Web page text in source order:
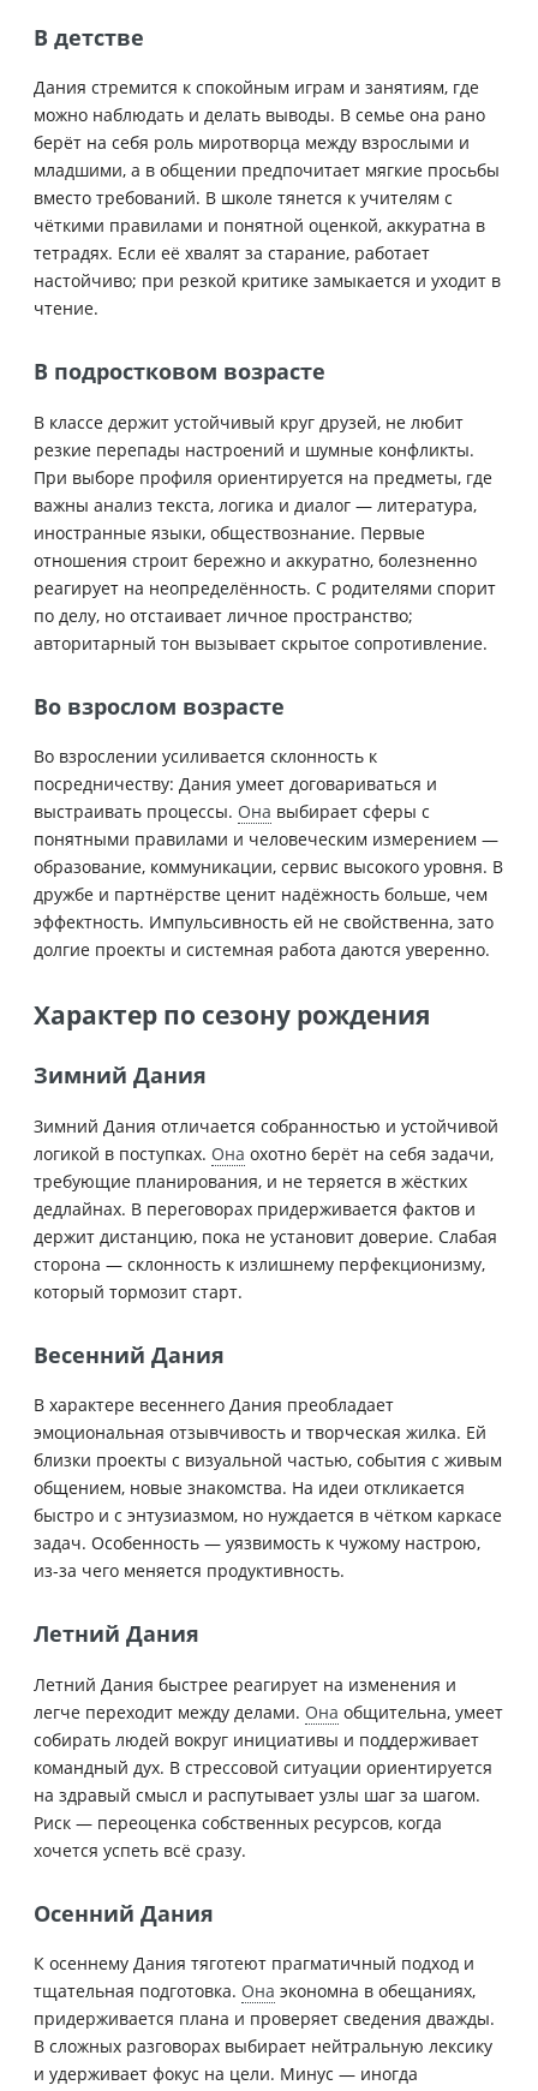
В детстве
Дания стремится к спокойным играм и занятиям, где
можно наблюдать и делать выводы. В семье она рано
берёт на себя роль миротворца между взрослыми и
младшими, а в общении предпочитает мягкие просьбы
вместо требований. В школе тянется к учителям с
чёткими правилами и понятной оценкой, аккуратна в
тетрадях. Если её хвалят за старание, работает
настойчиво; при резкой критике замыкается и уходит в
чтение.
В подростковом возрасте
В классе держит устойчивый круг друзей, не любит
резкие перепады настроений и шумные конфликты.
При выборе профиля ориентируется на предметы, где
важны анализ текста, логика и диалог — литература,
иностранные языки, обществознание. Первые
отношения строит бережно и аккуратно, болезненно
реагирует на неопределённость. С родителями спорит
по делу, но отстаивает личное пространство;
авторитарный тон вызывает скрытое сопротивление.
Во взрослом возрасте
Во взрослении усиливается склонность к
посредничеству: Дания умеет договариваться и
выстраивать процессы. Она выбирает сферы с
понятными правилами и человеческим измерением —
образование, коммуникации, сервис высокого уровня. В
дружбе и партнёрстве ценит надёжность больше, чем
эффектность. Импульсивность ей не свойственна, зато
долгие проекты и системная работа даются уверенно.
Характер по сезону рождения
Зимний Дания
Зимний Дания отличается собранностью и устойчивой
логикой в поступках. Она охотно берёт на себя задачи,
требующие планирования, и не теряется в жёстких
дедлайнах. В переговорах придерживается фактов и
держит дистанцию, пока не установит доверие. Слабая
сторона — склонность к излишнему перфекционизму,
который тормозит старт.
Весенний Дания
В характере весеннего Дания преобладает
эмоциональная отзывчивость и творческая жилка. Ей
близки проекты с визуальной частью, события с живым
общением, новые знакомства. На идеи откликается
быстро и с энтузиазмом, но нуждается в чётком каркасе
задач. Особенность — уязвимость к чужому настрою,
из-за чего меняется продуктивность.
Летний Дания
Летний Дания быстрее реагирует на изменения и
легче переходит между делами. Она общительна, умеет
собирать людей вокруг инициативы и поддерживает
командный дух. В стрессовой ситуации ориентируется
на здравый смысл и распутывает узлы шаг за шагом.
Риск — переоценка собственных ресурсов, когда
хочется успеть всё сразу.
Осенний Дания
К осеннему Дания тяготеют прагматичный подход и
тщательная подготовка. Она экономна в обещаниях,
придерживается плана и проверяет сведения дважды.
В сложных разговорах выбирает нейтральную лексику
и удерживает фокус на цели. Минус — иногда